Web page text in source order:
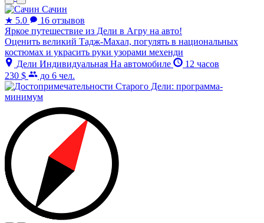
Сачин
★ 5.0
16 отзывов
Яркое путешествие из Дели в Агру на авто!
Оценить великий Тадж-Махал, погулять в национальных
костюмах и украсить руки узорами мехенди
Дели Индивидуальная На автомобиле
12 часов
230 $
до 6 чел.